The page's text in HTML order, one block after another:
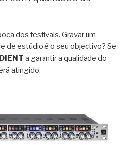
dos festivais. Gravar um
de estúdio é o seu objectivo? Se
a garantir a qualidade do
atingido.